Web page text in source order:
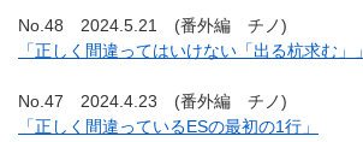
No.48 2024.5.21 (番外編 チノ)
「正しく間違ってはいけない「出る杭求む」」
No.47 2024.4.23 (番外編 チノ)
「正しく間違っているESの最初の1行」